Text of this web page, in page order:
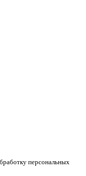
персональных